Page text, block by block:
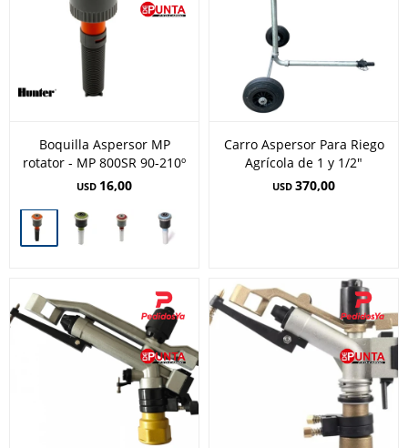
Boquilla Aspersor MP
rotator - MP 800SR 90-210º
USD 16,00
Carro Aspersor Para Riego
Agrícola de 1 y 1/2"
USD 370,00